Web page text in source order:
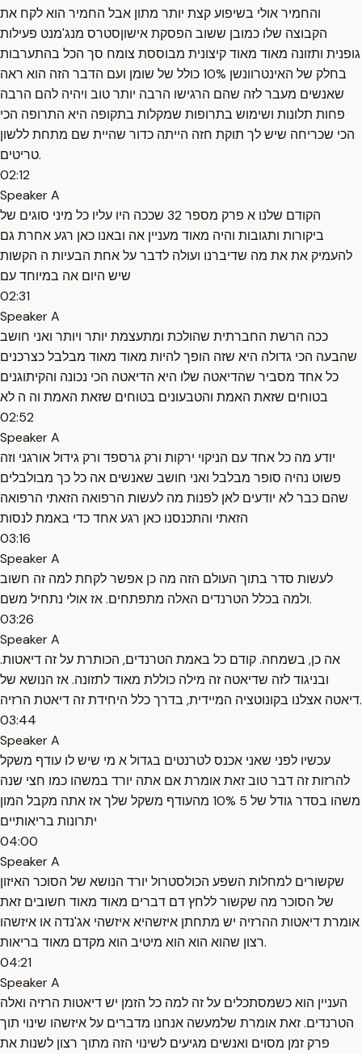
והחמיר אולי בשיפוע קצת יותר מתון אבל החמיר הוא לקח את
הקבוצה שלו כמובן ששוב הפסקת אישוןסטרס מנג'מנט פעילות
גופנית ותזונה מאוד מאוד קיצונית מבוססת צומח סך הכל בהתערבות
בחלק של האינטרוונשן 10% כולל של שומן ועם הדבר הזה הוא ראה
שאנשים מעבר לזה שהם הרגישו הרבה יותר טוב ויהיה להם הרבה
פחות תלונות ושימוש בתרופות שמקלות בתקופה היא התרופה הכי
הכי שכריחה שיש לך תוקת חזה הייתה כדור שהיית שם מתחת ללשון
טריטים.
02:12
Speaker A
הקודם שלנו א פרק מספר 32 שככה היו עליו כל מיני סוגים של
ביקורות ותגובות והיה מאוד מעניין אה ובאנו כאן רגע אחרת גם
להעמיק את את מה שדיברנו ועולה לדבר על אחת הבעיות ה הקשות
שיש היום אה במיוחד עם
02:31
Speaker A
ככה הרשת החברתית שהולכת ומתעצמת יותר ויותר ואני חושב
שהבעה הכי גדולה היא שזה הופך להיות מאוד מאוד מבלבל כצרכנים
כל אחד מסביר שהדיאטה שלו היא הדיאטה הכי נכונה והקיתוגנים
בטוחים שזאת האמת והטבעונים בטוחים שזאת האמת וה ה לא
02:52
Speaker A
יודע מה כל אחד עם הניקוי ירקות ורק גרספד ורק גידול אורגני וזה
פשוט נהיה סופר מבלבל ואני חושב שאנשים אה כל כך מבולבלים
שהם כבר לא יודעים לאן לפנות מה לעשות הרפואה הזאתי הרפואה
הזאתי והתכנסנו כאן רגע אחד כדי באמת לנסות
03:16
Speaker A
לעשות סדר בתוך העולם הזה מה כן אפשר לקחת למה זה חשוב
ולמה בכלל הטרנדים האלה מתפתחים. אז אולי נתחיל משם.
03:26
Speaker A
אה כן, בשמחה. קודם כל באמת הטרנדים, הכותרת על זה דיאטות.
ובניגוד לזה שדיאטה זה מילה כוללת מאוד לתזונה. אז הנושא של
דיאטה אצלנו בקונוטציה המיידית, בדרך כלל היחידת זה דיאטת הרזיה.
03:44
Speaker A
עכשיו לפני שאני אכנס לטרנטים בגדול א מי שיש לו עודף משקל
להרזות זה דבר טוב זאת אומרת אם אתה יורד במשהו כמו חצי שנה
משהו בסדר גודל של 5 10% מהעודף משקל שלך אז אתה מקבל המון
יתרונות בריאותיים
04:00
Speaker A
שקשורים למחלות השפע הכולסטרול יורד הנושא של הסוכר האיזון
של הסוכר מה שקשור ללחץ דם דברים מאוד מאוד חשובים זאת
אומרת דיאטות ההרזיה יש מתחתן איזשהיא איזשהי אג'נדה או איזשהו
רצון שהוא הוא הוא מיטיב הוא מקדם מאוד בריאות.
04:21
Speaker A
העניין הוא כשמסתכלים על זה למה כל הזמן יש דיאטות הרזיה ואלה
הטרנדים. זאת אומרת שלמעשה אנחנו מדברים על איזשהו שינוי תוך
פרק זמן מסוים ואנשים מגיעים לשינוי הזה מתוך רצון לשנות את